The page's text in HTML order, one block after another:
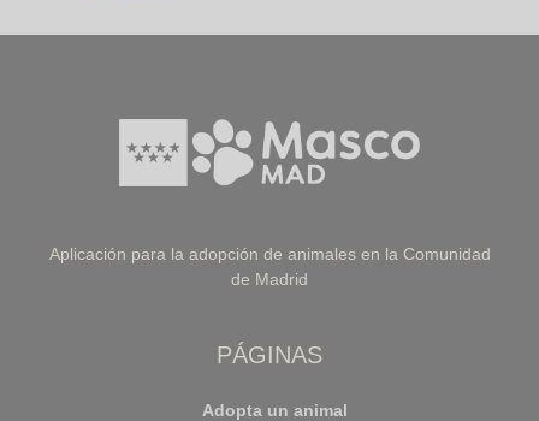
Aplicación para la adopción de animales en la Comunidad
de Madrid
PÁGINAS
Adopta un animal